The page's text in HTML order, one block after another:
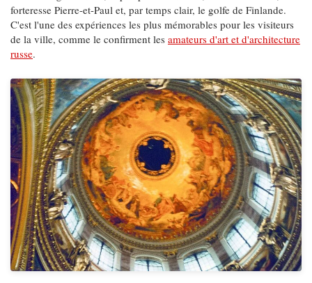
forteresse Pierre-et-Paul et, par temps clair, le golfe de Finlande.
C'est l'une des expériences les plus mémorables pour les visiteurs
de la ville, comme le confirment les amateurs d'art et d'architecture
russe.